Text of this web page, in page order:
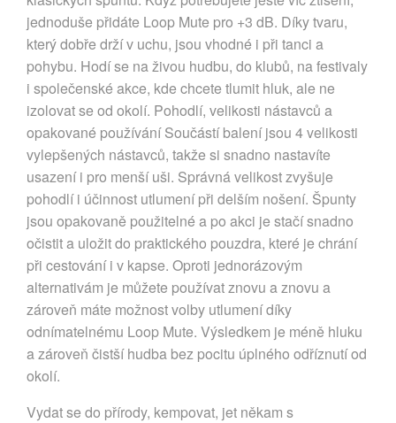
jednoduše přidáte Loop Mute pro +3 dB. Díky tvaru,
který dobře drží v uchu, jsou vhodné i při tanci a
pohybu. Hodí se na živou hudbu, do klubů, na festivaly
i společenské akce, kde chcete tlumit hluk, ale ne
izolovat se od okolí. Pohodlí, velikosti nástavců a
opakované používání Součástí balení jsou 4 velikosti
vylepšených nástavců, takže si snadno nastavíte
usazení i pro menší uši. Správná velikost zvyšuje
pohodlí i účinnost utlumení při delším nošení. Špunty
jsou opakovaně použitelné a po akci je stačí snadno
očistit a uložit do praktického pouzdra, které je chrání
při cestování i v kapse. Oproti jednorázovým
alternativám je můžete používat znovu a znovu a
zároveň máte možnost volby utlumení díky
odnímatelnému Loop Mute. Výsledkem je méně hluku
a zároveň čistší hudba bez pocitu úplného odříznutí od
okolí.
Vydat se do přírody, kempovat, jet někam s